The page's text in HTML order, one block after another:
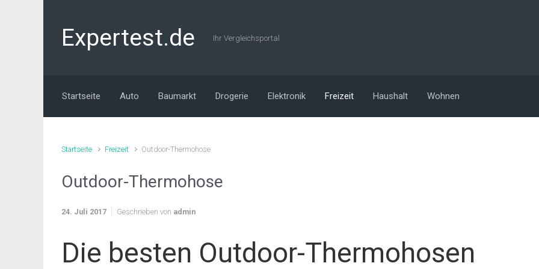
Expertest.de Ihr Vergleichsportal
Startseite Auto Baumarkt Drogerie Elektronik Freizeit Haushalt Wohnen
Startseite Freizeit Outdoor-Thermohose
Outdoor-Thermohose
24. Juli 2017 Geschrieben von admin
Die besten Outdoor-Thermohosen